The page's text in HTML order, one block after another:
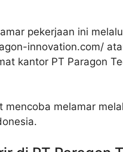
pekerjaan ini
innovation.com/
kantor PT Paragon
mencoba melamar